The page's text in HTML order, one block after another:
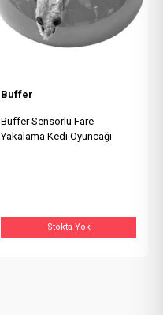
Buffer
Buffer Sensörlü Fare
Yakalama Kedi Oyuncağı
Stokta Yok